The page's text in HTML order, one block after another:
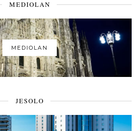
MEDIOLAN
MEDIOLAN
JESOLO